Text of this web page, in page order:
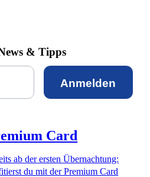
& Tipps
Anmelden
Card
ab der ersten Übernachtung:
du mit der Premium Card